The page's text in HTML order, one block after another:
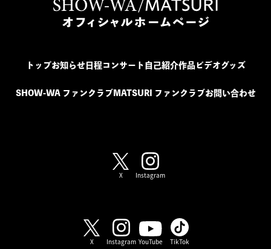
トップお知らせ日程コンサート 自己紹介作品ビデオグッズ
SHOW-WA ファンクラブMATSURI ファンクラブお問い合わせ
X Instagram
X Instagram YouTube TikTok